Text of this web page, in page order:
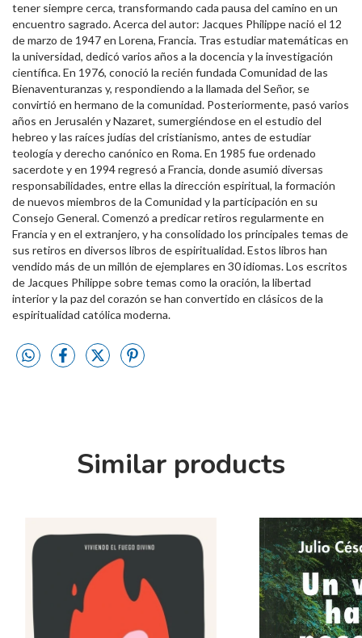
tener siempre cerca, transformando cada pausa del camino en un
encuentro sagrado. Acerca del autor: Jacques Philippe nació el 12
de marzo de 1947 en Lorena, Francia. Tras estudiar matemáticas en
la universidad, dedicó varios años a la docencia y la investigación
científica. En 1976, conoció la recién fundada Comunidad de las
Bienaventuranzas y, respondiendo a la llamada del Señor, se
convirtió en hermano de la comunidad. Posteriormente, pasó varios
años en Jerusalén y Nazaret, sumergiéndose en el estudio del
hebreo y las raíces judías del cristianismo, antes de estudiar
teología y derecho canónico en Roma. En 1985 fue ordenado
sacerdote y en 1994 regresó a Francia, donde asumió diversas
responsabilidades, entre ellas la dirección espiritual, la formación
de nuevos miembros de la Comunidad y la participación en su
Consejo General. Comenzó a predicar retiros regularmente en
Francia y en el extranjero, y ha consolidado los principales temas de
sus retiros en diversos libros de espiritualidad. Estos libros han
vendido más de un millón de ejemplares en 30 idiomas. Los escritos
de Jacques Philippe sobre temas como la oración, la libertad
interior y la paz del corazón se han convertido en clásicos de la
espiritualidad católica moderna.
Similar products